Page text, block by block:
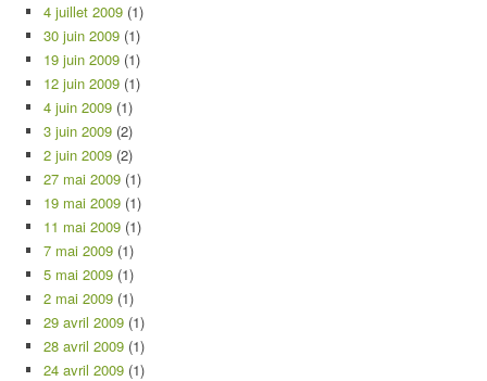
4 juillet 2009 (1)
30 juin 2009 (1)
19 juin 2009 (1)
12 juin 2009 (1)
4 juin 2009 (1)
3 juin 2009 (2)
2 juin 2009 (2)
27 mai 2009 (1)
19 mai 2009 (1)
11 mai 2009 (1)
7 mai 2009 (1)
5 mai 2009 (1)
2 mai 2009 (1)
29 avril 2009 (1)
28 avril 2009 (1)
24 avril 2009 (1)